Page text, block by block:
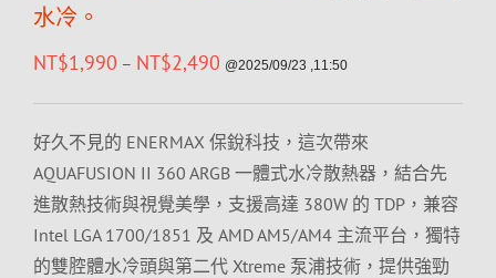
水冷。
NT$1,990 – NT$2,490 @2025/09/23 ,11:50
好久不見的 ENERMAX 保銳科技，這次帶來
AQUAFUSION II 360 ARGB 一體式水冷散熱器，結合先
進散熱技術與視覺美學，支援高達 380W 的 TDP，兼容
Intel LGA 1700/1851 及 AMD AM5/AM4 主流平台，獨特
的雙腔體水冷頭與第二代 Xtreme 泵浦技術，提供強勁